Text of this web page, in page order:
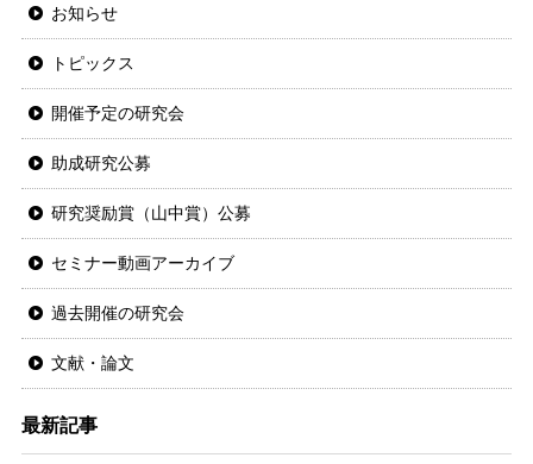
お知らせ
トピックス
開催予定の研究会
助成研究公募
研究奨励賞（山中賞）公募
セミナー動画アーカイブ
過去開催の研究会
文献・論文
最新記事